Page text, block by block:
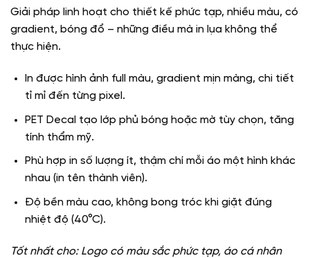
Giải pháp linh hoạt cho thiết kế phức tạp, nhiều màu, có
gradient, bóng đổ – những điều mà in lụa không thể
thực hiện.
In được hình ảnh full màu, gradient mịn màng, chi tiết
tỉ mỉ đến từng pixel.
PET Decal tạo lớp phủ bóng hoặc mờ tùy chọn, tăng
tính thẩm mỹ.
Phù hợp in số lượng ít, thậm chí mỗi áo một hình khác
nhau (in tên thành viên).
Độ bền màu cao, không bong tróc khi giặt đúng
nhiệt độ (40°C).
Tốt nhất cho: Logo có màu sắc phức tạp, áo cá nhân